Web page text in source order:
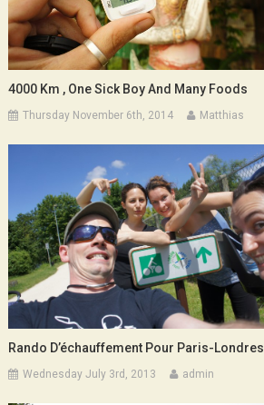
4000 Km , One Sick Boy And Many Foods
Thursday November 6th, 2014 Matthias
Rando D’échauffement Pour Paris-Londres
Wednesday July 3rd, 2013 admin